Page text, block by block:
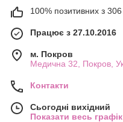
100% позитивних з 306
Працює з 27.10.2016
м. Покров
Медична 32, Покров,
Контакти
Сьогодні вихідний
Показати весь